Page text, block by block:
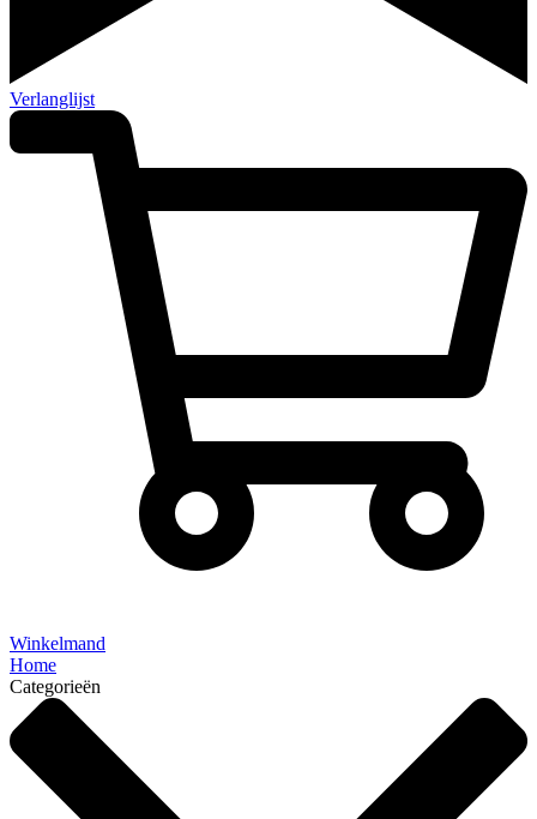
Verlanglijst
Winkelmand
Home
Categorieën